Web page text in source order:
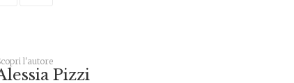
l'autore
Pizzi